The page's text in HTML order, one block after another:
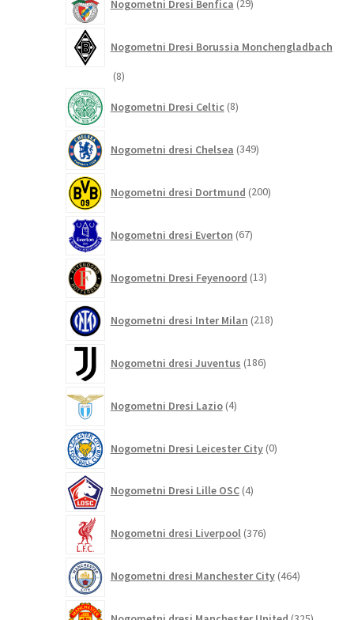
Nogometni Dresi Benfica 29izdelkov
Nogometni Dresi Borussia Monchengladbach
88
Nogometni Dresi Celtic 8izdelkov
Nogometni dresi Chelsea 349izdelkov
Nogometni dresi Dortmund 200izdelkov
Nogometni dresi Everton 67izdelkov
Nogometni Dresi Feyenoord 13izdelkov
Nogometni dresi Inter Milan 218izdelkov
Nogometni dresi Juventus 186izdelkov
Nogometni Dresi Lazio 4izdelki
Nogometni Dresi Leicester City 0izdelkov
Nogometni Dresi Lille OSC 4izdelki
Nogometni dresi Liverpool 376izdelkov
Nogometni dresi Manchester City 464izdelkov